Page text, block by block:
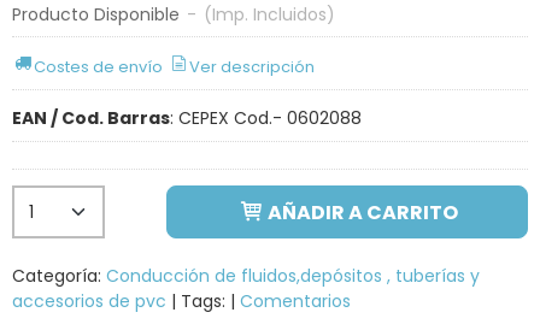
Producto Disponible - (Imp. Incluidos)
Costes de envío Ver descripción
EAN / Cod. Barras: CEPEX Cod.- 0602088
AÑADIR A CARRITO
Categoría: Conducción de fluidos,depósitos , tuberías y
accesorios de pvc | Tags: | Comentarios